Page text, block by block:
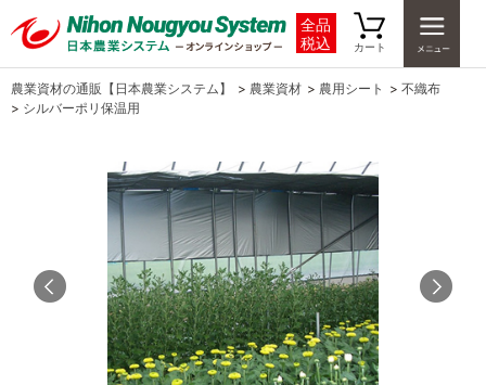
全品
税込
カート
農業資材の通販【日本農業システム】 > 農業資材 > 農用シート > 不織布
> シルバーポリ保温用